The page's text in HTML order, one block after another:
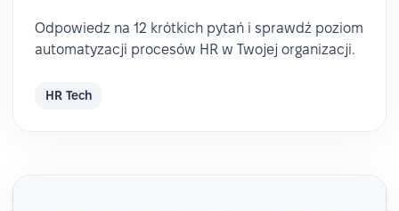
Odpowiedz na 12 krótkich pytań i sprawdź poziom
automatyzacji procesów HR w Twojej organizacji.
HR Tech